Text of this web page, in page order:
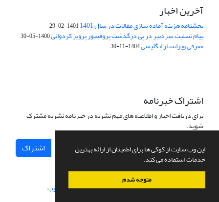
این وب سایت از کوکی ها برای اطمینان از ارائه بهترین
خدمات استفاده می کند.
متوجه شدم
آخرین اخبار
بخشنامه هزینه آماده سازی مقالات در سال 1401 1401-02-29
پیام تسلیت سردبیر در پی درگذشت پروفسور پرویز کردوانی1400-05-30
معرفی ویراستار انگلیسی1404-11-30
اشتراک خبرنامه
برای دریافت اخبار و اطلاعیه های مهم نشریه در خبرنامه نشریه مشترک
شوید.
اشتراک
سامانه مدیریت نشریات علمی.طراحی و پیاده سازی از سیناوب